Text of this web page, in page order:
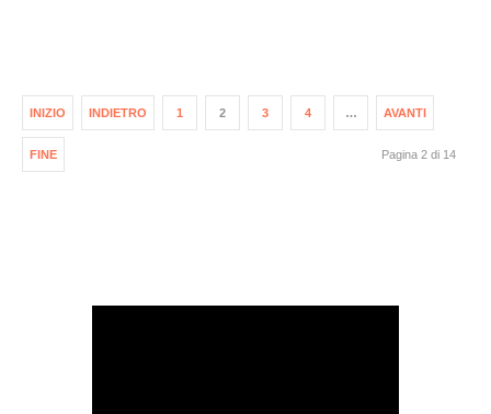
INIZIO INDIETRO 1 2 3 4 … AVANTI
FINE Pagina 2 di 14